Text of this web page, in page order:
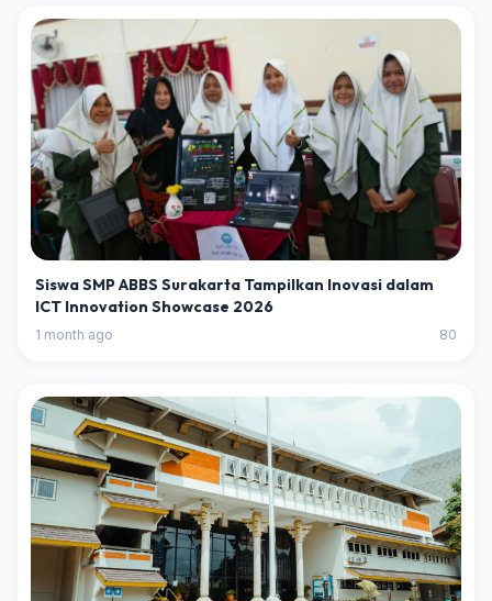
Siswa SMP ABBS Surakarta Tampilkan Inovasi dalam
ICT Innovation Showcase 2026
1 month ago 80